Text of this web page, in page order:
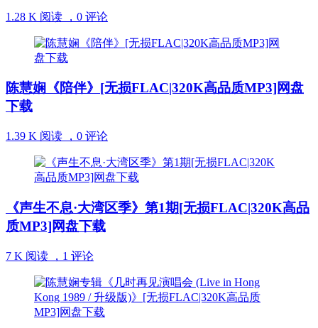
1.28 K 阅读 ， 0 评论
陈慧娴《陪伴》[无损FLAC|320K高品质MP3]网盘
下载
1.39 K 阅读 ， 0 评论
《声生不息·大湾区季》第1期[无损FLAC|320K高品
质MP3]网盘下载
7 K 阅读 ， 1 评论